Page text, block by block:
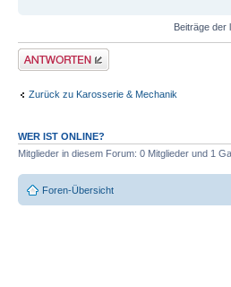
Beiträge der
Antwort erstellen
Zurück zu Karosserie & Mechanik
WER IST ONLINE?
Mitglieder in diesem Forum: 0 Mitglieder und 1
Foren-Übersicht